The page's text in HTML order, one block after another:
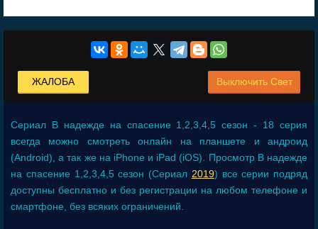
Выключить Свет
ЖАЛОБА
Сериал В надежде на спасение 1,2,3,4,5 сезон - 18 серия
всегда можно смотреть онлайн на планшете и андроид
(Android), а так же на iPhone и iPad (iOS). Просмотр В надежде
на спасение 1,2,3,4,5 сезон (Сериал 2019) все серии подряд
доступны бесплатно и без регистрации на любом телефоне и
смартфоне, без всяких ограничений.